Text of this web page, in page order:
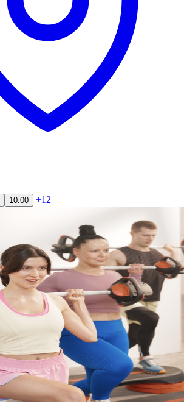
10:00 +12